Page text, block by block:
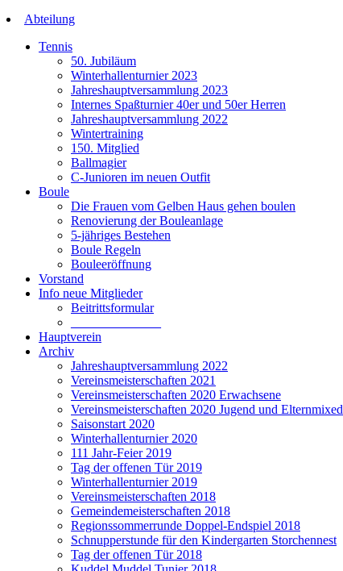
Abteilung
Tennis
50. Jubiläum
Winterhallenturnier 2023
Jahreshauptversammlung 2023
Internes Spaßturnier 40er und 50er Herren
Jahreshauptversammlung 2022
Wintertraining
150. Mitglied
Ballmagier
C-Junioren im neuen Outfit
Boule
Die Frauen vom Gelben Haus gehen boulen
Renovierung der Bouleanlage
5-jähriges Bestehen
Boule Regeln
Bouleeröffnung
Vorstand
Info neue Mitglieder
Beitrittsformular
Hauptverein
Archiv
Jahreshauptversammlung 2022
Vereinsmeisterschaften 2021
Vereinsmeisterschaften 2020 Erwachsene
Vereinsmeisterschaften 2020 Jugend und Elternmixed
Saisonstart 2020
Winterhallenturnier 2020
111 Jahr-Feier 2019
Tag der offenen Tür 2019
Winterhallenturnier 2019
Vereinsmeisterschaften 2018
Gemeindemeisterschaften 2018
Regionssommerrunde Doppel-Endspiel 2018
Schnupperstunde für den Kindergarten Storchennest
Tag der offenen Tür 2018